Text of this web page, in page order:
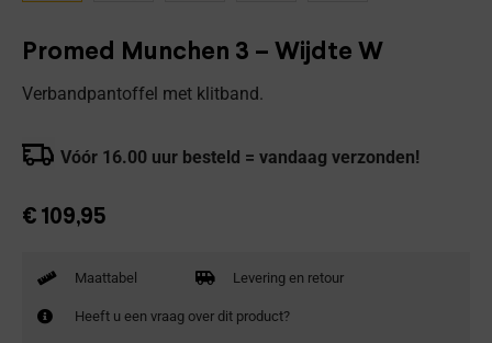
Promed Munchen 3 – Wijdte W
Verbandpantoffel met klitband.
Vóór 16.00 uur besteld = vandaag verzonden!
€ 109,95
Maattabel Levering en retour
Heeft u een vraag over dit product?